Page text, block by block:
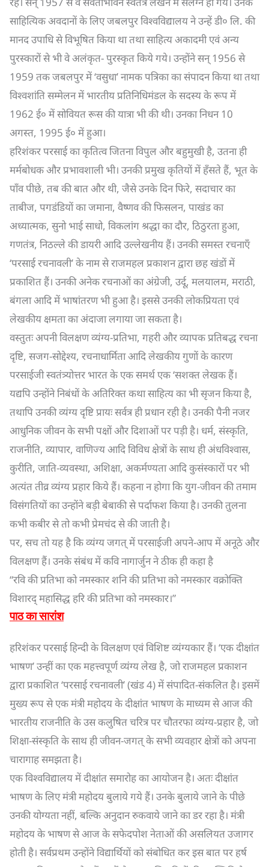
साहित्यिक अवदानों के लिए जबलपुर विश्वविद्यालय ने उन्हें डी० लि. की
मानद उपाधि से विभूषित किया था तथा साहित्य अकादमी एवं अन्य
पुरस्कारों से भी वे अलंकृत- पुरस्कृत किये गये। उन्होंने सन् 1956 से
1959 तक जबलपुर में ‘वसुधा’ नामक पत्रिका का संपादन किया था तथा
विश्वशांति सम्मेलन में भारतीय प्रतिनिधिमंडल के सदस्य के रूप में
1962 ई० में सोवियत रूस की यात्रा भी की थी। उनका निधन 10
अगस्त, 1995 ई० में हुआ।
हरिशंकर परसाई का कृतित्व जितना विपुल और बहुमुखी है, उतना ही
मर्मबोधक और प्रभावशाली भी। उनकी प्रमुख कृतियों में हँसते हैं, भूत के
पाँव पीछे, तब की बात और थी, जैसे उनके दिन फिरे, सदाचार का
ताबीज, पगडंडियों का जमाना, वैष्णव की फिसलन, पाखंड का
अध्यात्मक, सुनो भाई साधो, विकलांग श्रद्धा का दौर, ठिठुरता हुआ,
गणतंत्र, निठल्ले की डायरी आदि उल्लेखनीय हैं। उनकी समस्त रचनाएँ
‘परसाई रचनावली’ के नाम से राजमहल प्रकाशन द्वारा छह खंडों में
प्रकाशित हैं। उनकी अनेक रचनाओं का अंग्रेजी, उर्दू, मलयालम, मराठी,
बंगला आदि में भाषांतरण भी हुआ है। इससे उनकी लोकप्रियता एवं
लेखकीय क्षमता का अंदाजा लगाया जा सकता है।
वस्तुतः अपनी विलक्षण व्यंग्य-प्रतिभा, गहरी और व्यापक प्रतिबद्ध रचना
दृष्टि, सजग-सोद्देश्य, रचनाधार्मिता आदि लेखकीय गुणों के कारण
परसाईजी स्वतंत्र्योत्तर भारत के एक समर्थ एक ‘सशक्त लेखक हैं।
यद्यपि उन्होंने निबंधों के अतिरिक्त कथा साहित्य का भी सृजन किया है,
तथापि उनकी व्यंग्य दृष्टि प्रायः सर्वत्र ही प्रधान रही है। उनकी पैनी नजर
आधुनिक जीवन के सभी पक्षों और दिशाओं पर पड़ी है। धर्म, संस्कृति,
राजनीति, व्यापार, वाणिज्य आदि विविध क्षेत्रों के साथ ही अंधविश्वास,
कुरीति, जाति-व्यवस्था, अशिक्षा, अकर्मण्यता आदि कुसंस्कारों पर भी
अत्यंत तीव्र व्यंग्य प्रहार किये हैं। कहना न होगा कि युग-जीवन की तमाम
विसंगतियों का उन्होंने बड़ी बेबाकी से पर्दाफश किया है। उनकी तुलना
कभी कबीर से तो कभी प्रेमचंद से की जाती है।
पर, सच तो यह है कि व्यंग्य जगत् में परसाईजी अपने-आप में अनूठे और
विलक्षण हैं। उनके संबंध में कवि नागार्जुन ने ठीक ही कहा है
“रवि की प्रतिभा को नमस्कार शनि की प्रतिभा को नमस्कार वक्रोक्ति
विशारद् महासिद्ध हरि की प्रतिभा को नमस्कार।”
पाठ का सारांश
हरिशंकर परसाई हिन्दी के विलक्षण एवं विशिष्ट व्यंग्यकार हैं। ‘एक दीक्षांत
भाषण’ उन्हीं का एक महत्त्वपूर्ण व्यंग्य लेख है, जो राजमहल प्रकाशन
द्वारा प्रकाशित ‘परसाई रचनावली’ (खंड 4) में संपादित-संकलित है। इसमें
मुख्य रूप से एक मंत्री महोदय के दीक्षांत भाषण के माध्यम से आज की
भारतीय राजनीति के उस कलुषित चरित्र पर चौतरफा व्यंग्य-प्रहार है, जो
शिक्षा-संस्कृति के साथ ही जीवन-जगत् के सभी व्यवहार क्षेत्रों को अपना
चारागाह समझता है।
एक विश्वविद्यालय में दीक्षांत समारोह का आयोजन है। अतः दीक्षांत
भाषण के लिए मंत्री महोदय बुलाये गये हैं। उनके बुलाये जाने के पीछे
उनकी योग्यता नहीं, बल्कि अनुदान रुकवाये जाने का डर रहा है। मंत्री
महोदय के भाषण से आज के सफेदपोश नेताओं की असलियत उजागर
होती है। सर्वप्रथम उन्होंने विद्यार्थियों को संबोधित कर इस बात पर हर्ष